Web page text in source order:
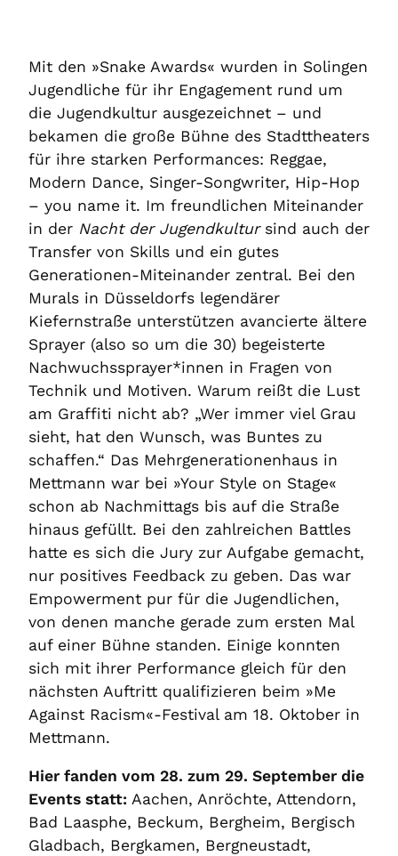
Mit den »Snake Awards« wurden in Solingen
Jugendliche für ihr Engagement rund um
die Jugendkultur ausgezeichnet – und
bekamen die große Bühne des Stadttheaters
für ihre starken Performances: Reggae,
Modern Dance, Singer-Songwriter, Hip-Hop
– you name it. Im freundlichen Miteinander
in der Nacht der Jugendkultursind auch der
Transfer von Skills und ein gutes
Generationen-Miteinander zentral. Bei den
Murals in Düsseldorfs legendärer
Kiefernstraße unterstützen avancierte ältere
Sprayer (also so um die 30) begeisterte
Nachwuchssprayer*innen in Fragen von
Technik und Motiven. Warum reißt die Lust
am Graffiti nicht ab? „Wer immer viel Grau
sieht, hat den Wunsch, was Buntes zu
schaffen.“ Das Mehrgenerationenhaus in
Mettmann war bei »Your Style on Stage«
schon ab Nachmittags bis auf die Straße
hinaus gefüllt. Bei den zahlreichen Battles
hatte es sich die Jury zur Aufgabe gemacht,
nur positives Feedback zu geben. Das war
Empowerment pur für die Jugendlichen,
von denen manche gerade zum ersten Mal
auf einer Bühne standen. Einige konnten
sich mit ihrer Performance gleich für den
nächsten Auftritt qualifizieren beim »Me
Against Racism«-Festival am 18. Oktober in
Mettmann.
Hier fanden vom 28. zum 29. September die
Events statt: Aachen, Anröchte, Attendorn,
Bad Laasphe, Beckum, Bergheim, Bergisch
Gladbach, Bergkamen, Bergneustadt,